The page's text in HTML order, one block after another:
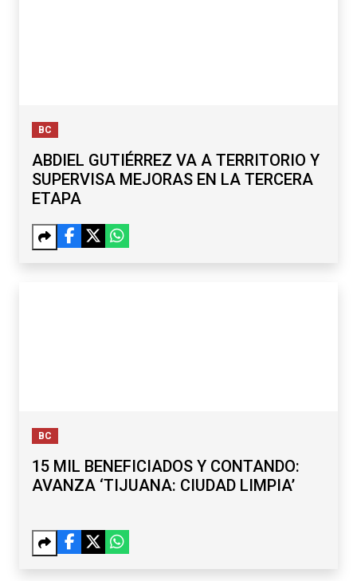
BC
ABDIEL GUTIÉRREZ VA A TERRITORIO Y
SUPERVISA MEJORAS EN LA TERCERA
ETAPA
BC
15 MIL BENEFICIADOS Y CONTANDO:
AVANZA ‘TIJUANA: CIUDAD LIMPIA’